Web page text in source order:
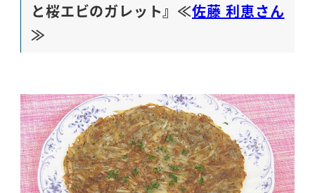
と桜エビのガレット』≪佐藤 利恵さん
≫